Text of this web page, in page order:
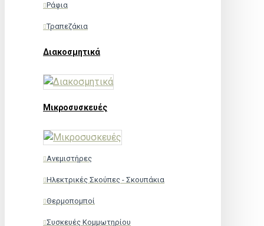
Ράφια
Τραπεζάκια
Διακοσμητικά
Μικροσυσκευές
Ανεμιστήρες
Ηλεκτρικές Σκούπες - Σκουπάκια
Θερμοπομποί
Συσκευές Κομμωτηρίου